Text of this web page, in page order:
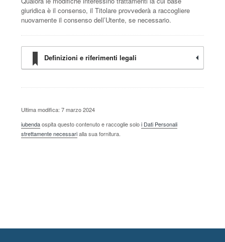
giuridica è il consenso, il Titolare provvederà a raccogliere
nuovamente il consenso dell’Utente, se necessario.
Definizioni e riferimenti legali
Ultima modifica: 7 marzo 2024
iubendaospita questo contenuto e raccoglie soloi Dati Personali
strettamente necessarialla sua fornitura.